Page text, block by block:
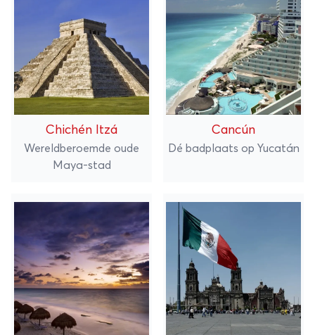
Chichén Itzá
Wereldberoemde oude
Maya-stad
Cancún
Dé badplaats op Yucatán